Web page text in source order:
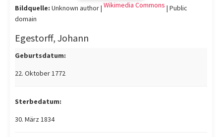
Egestorff, Johann
Geburtsdatum:
22. Oktober 1772
Sterbedatum:
30. März 1834
Bildquelle: Unknown author | Wikimedia Commons | Public
domain